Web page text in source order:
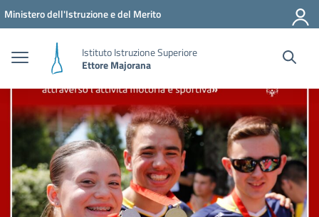
Vai ai contenuti
Vai al menu di navigazione
Vai al footer
Ministero dell'Istruzione e del Merito
Istituto Istruzione Superiore
Ettore Majorana